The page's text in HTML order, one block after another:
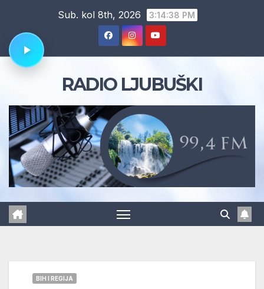
content
Sub. kol 8th, 2026 3:14:39 PM
RADIO LJUBUŠKI
BIH I REGIJA